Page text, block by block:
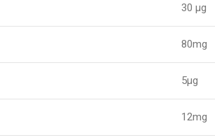
30 µg
80mg
5µg
12mg